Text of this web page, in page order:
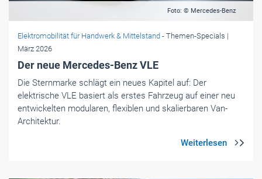
Foto: © Mercedes-Benz
Elektromobilität für Handwerk & Mittelstand - Themen-Specials |
März 2026
Der neue Mercedes-Benz VLE
Die Sternmarke schlägt ein neues Kapitel auf: Der
elektrische VLE basiert als erstes Fahrzeug auf einer neu
entwickelten modularen, flexiblen und skalierbaren Van-
Architektur.